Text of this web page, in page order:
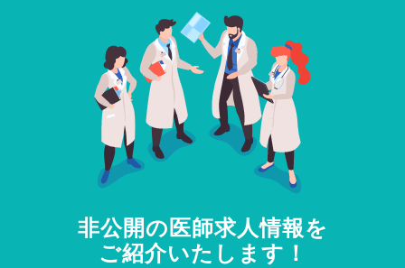
非公開の医師求人情報を
ご紹介いたします！